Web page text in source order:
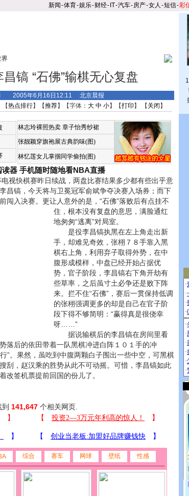
新闻-体育-娱乐-财经- IT-汽车-房产-女人 -短信-彩
界
镐 “石佛”输棋无心复盘
2005年6月16日12:11 北京晨报
【热点排行】【推荐】【字体： 大 中 小】【打印 】 【 关闭 】
林志玲裸照热卖 章子怡秀纱裙
张靓颖穿旗袍展古典韵味(图)
林忆莲女儿掌掴同学偷拍(图)
读器 手机随时随地看NBA直播
快棋赛昨日续战，两盘比赛结果多少都有些出乎意
昌镐，今天将与卫冕冠军俞斌争夺决赛入场券；而下
闯入决赛。 更让人意外的是，“石佛”落败后有点挂不
住，根本没有复盘的意思，满脸通红
地匆匆“逃离”对局室。
是役李昌镐执黑在左上角走出新
手，却难见奇效，张栩７８手靠入黑
棋右上角，利用弃子取得外势，在中
腹形成模样，中盘已经开始占据优
势，官子阶段，李昌镐右下角开劫有
些草率，之后虽寸土必争还是败下阵
来。拦不住“石佛”，赛后一贯保持低调
的张栩强调更多的却是自己在官子阶
段下得不够简明：“赢得真是很侥幸
呀……”
据说输棋后的李昌镐在房间里看
落后的依田带着一队黑棋冲进白阵１０１手的冲
”。果然，虽吃到中腹两颗白子围出一些中空，可黑棋
刮，赵汉乘的胜势从此不可动摇。可惜，李昌镐如此
改签机票提前回国的份儿了。
141,647 个相关网页.
综合 赛车 网球 壁纸 性感